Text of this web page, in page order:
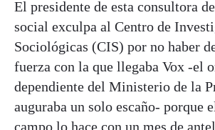
El presidente de esta consultora
social exculpa al Centro de
Sociológicas (CIS) por no haber
fuerza con la que llegaba Vox -el
dependiente del Ministerio de la
auguraba un solo escaño- porque
campo lo hace con un mes de